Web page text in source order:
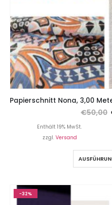
€50,00
Enthält 19% MwSt.
zzgl. Versand
-32%